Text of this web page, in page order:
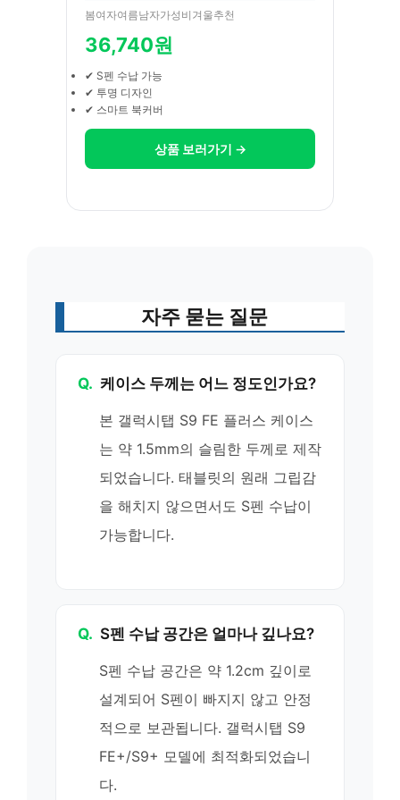
봄여자여름남자가성비겨울추천
36,740원
✔ S펜 수납 가능
✔ 투명 디자인
✔ 스마트 북커버
상품 보러가기 →
자주 묻는 질문
Q. 케이스 두께는 어느 정도인가요?
본 갤럭시탭 S9 FE 플러스 케이스
는 약 1.5mm의 슬림한 두께로 제작
되었습니다. 태블릿의 원래 그립감
을 해치지 않으면서도 S펜 수납이
가능합니다.
Q. S펜 수납 공간은 얼마나 깊나요?
S펜 수납 공간은 약 1.2cm 깊이로
설계되어 S펜이 빠지지 않고 안정
적으로 보관됩니다. 갤럭시탭 S9
FE+/S9+ 모델에 최적화되었습니
다.